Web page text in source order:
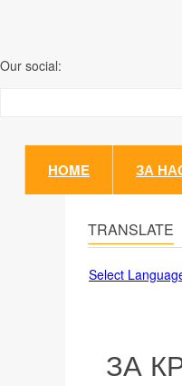
Our social:
HOME ЗА
TRANSLATE
Select
ЗА